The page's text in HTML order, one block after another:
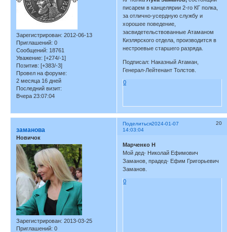
Зарегистрирован: 2012-06-13
Приглашений: 0
Сообщений: 18761
Уважение: [+274/-1]
Позитив: [+383/-3]
Провел на форуме:
2 месяца 16 дней
Последний визит:
Вчера 23:07:04
писарем в канцелярии 2-го КГ полка,
за отлично-усердную службу и
хорошее поведение,
засвидетельствованные Атаманом
Кизлярского отдела, производится в
нестроевые старшего разряда.
Подписал: Наказный Атаман,
Генерал-Лейтенант Толстов.
0
Поделиться 20
2024-01-07
14:03:04
заманова
Новичок
Зарегистрирован: 2013-03-25
Приглашений: 0
Марченко Н
Мой дед- Николай Ефимович
Заманов, прадед- Ефим Григорьевич
Заманов.
0